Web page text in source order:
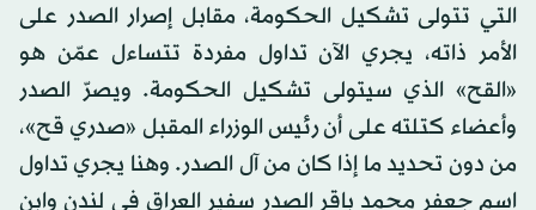
التي تتولى تشكيل الحكومة، مقابل إصرار الصدر على
الأمر ذاته، يجري الآن تداول مفردة تتساءل عمّن هو
«القح» الذي سيتولى تشكيل الحكومة. ويصرّ الصدر
وأعضاء كتلته على أن رئيس الوزراء المقبل «صدري قح»،
من دون تحديد ما إذا كان من آل الصدر. وهنا يجري تداول
اسم جعفر محمد باقر الصدر سفير العراق في لندن وابن